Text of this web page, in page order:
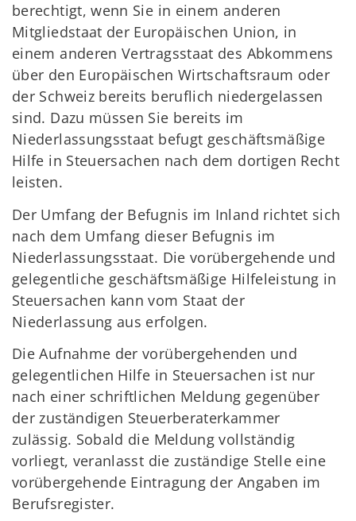
berechtigt, wenn Sie in einem anderen
Mitgliedstaat der Europäischen Union, in
einem anderen Vertragsstaat des Abkommens
über den Europäischen Wirtschaftsraum oder
der Schweiz bereits beruflich niedergelassen
sind. Dazu müssen Sie bereits im
Niederlassungsstaat befugt geschäftsmäßige
Hilfe in Steuersachen nach dem dortigen Recht
leisten.
Der Umfang der Befugnis im Inland richtet sich
nach dem Umfang dieser Befugnis im
Niederlassungsstaat. Die vorübergehende und
gelegentliche geschäftsmäßige Hilfeleistung in
Steuersachen kann vom Staat der
Niederlassung aus erfolgen.
Die Aufnahme der vorübergehenden und
gelegentlichen Hilfe in Steuersachen ist nur
nach einer schriftlichen Meldung gegenüber
der zuständigen Steuerberaterkammer
zulässig. Sobald die Meldung vollständig
vorliegt, veranlasst die zuständige Stelle eine
vorübergehende Eintragung der Angaben im
Berufsregister.